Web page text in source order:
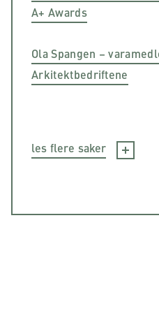
A+ Awards
Ola Spangen –
Arkitektbedriftene
les flere saker